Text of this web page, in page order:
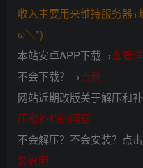
收入主要用来维持服务器
ω＼*)
本站安卓APP下载→查看
不会下载？→点我
网站近期改版关于解压和
压和补档的问题
不会解压？不会安装？点
装说明